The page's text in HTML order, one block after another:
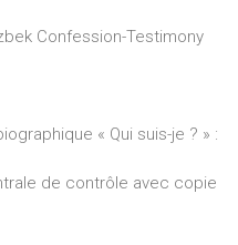
Confession-Testimony
« Qui suis-je ? » :
de contrôle avec copie